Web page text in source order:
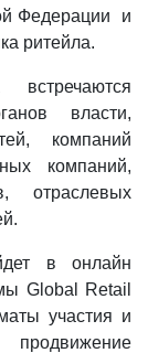
Федерации и
ритейла.
власти,
компаний
компаний,
отраслевых
в онлайн
Global Retail
участия и
продвижение